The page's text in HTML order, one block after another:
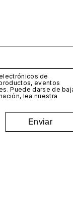
de
eventos
Puede darse de
lea nuestra
Enviar